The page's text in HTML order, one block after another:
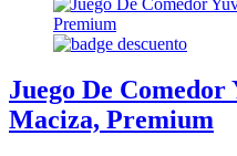
Juego De
Maciza, Premium